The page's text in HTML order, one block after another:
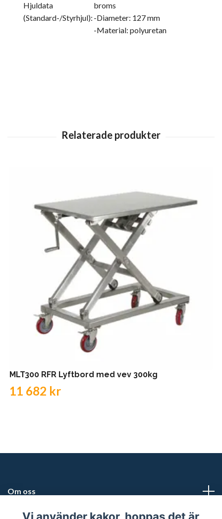
Hjuldata
(Standard-/Styrhjul):
broms
-Diameter: 127 mm
-Material: polyuretan
MLT300 RFR Lyftbord med vev 300kg
11 682 kr
Om oss